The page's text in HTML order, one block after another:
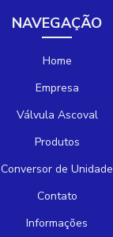
NAVEGAÇÃO
Home
Empresa
Válvula Ascoval
Produtos
Conversor de Unidade
Contato
Informações